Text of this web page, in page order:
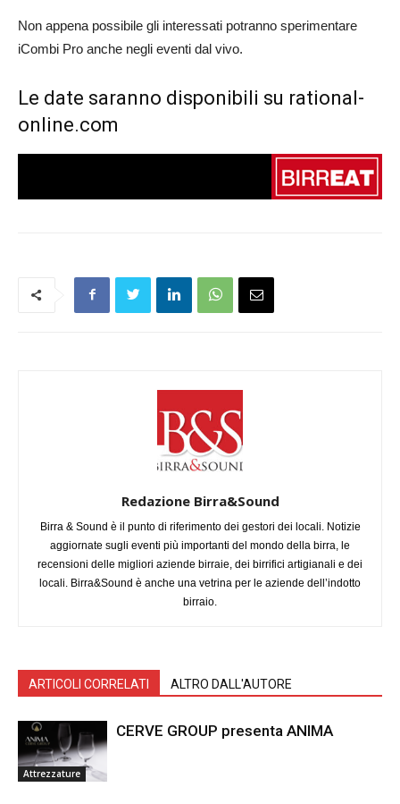
Non appena possibile gli interessati potranno sperimentare
iCombi Pro anche negli eventi dal vivo.
Le date saranno disponibili su rational-
online.com
Redazione Birra&Sound
Birra & Sound è il punto di riferimento dei gestori dei locali. Notizie
aggiornate sugli eventi più importanti del mondo della birra, le
recensioni delle migliori aziende birraie, dei birrifici artigianali e dei
locali. Birra&Sound è anche una vetrina per le aziende dell’indotto
birraio.
ARTICOLI CORRELATI ALTRO DALL'AUTORE
Attrezzature
CERVE GROUP presenta ANIMA